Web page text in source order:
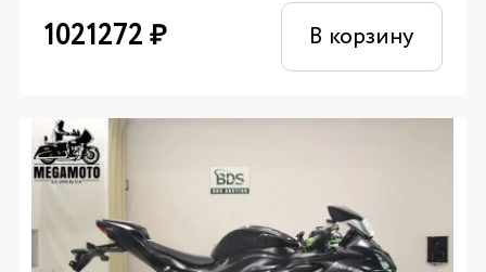
1021272₽ В корзину